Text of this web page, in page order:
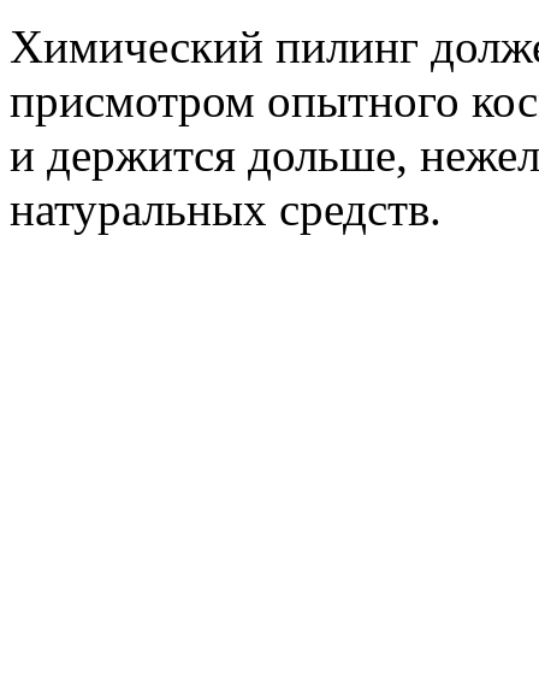
Химический пилинг
присмотром опытного
и держится дольше,
натуральных средств.